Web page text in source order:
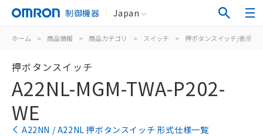
制御機器 Japan
ホーム > 商品情報 > 商品カテゴリ > スイッチ > 押ボタンスイッチ/表示灯
押ボタンスイッチ
A22NL-MGM-TWA-P202-
WE
A22NN / A22NL 押ボタンスイッチ 形式仕様一覧